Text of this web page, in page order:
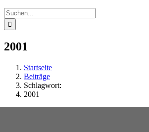
Suche
nach:
2001
Startseite
Beiträge
Schlagwort:
2001